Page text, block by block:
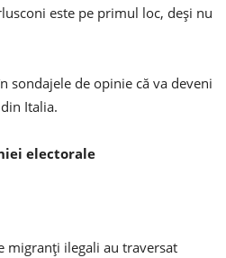
este pe primul loc, deși nu
sondajele de opinie că va deveni
Italia.
electorale
migranți ilegali au traversat